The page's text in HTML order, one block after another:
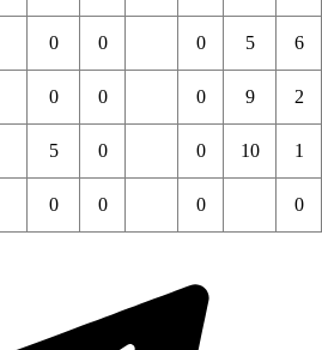
0 0 0 5 6
0 0 0 9 2
5 0 0 10 1
0 0 0 0